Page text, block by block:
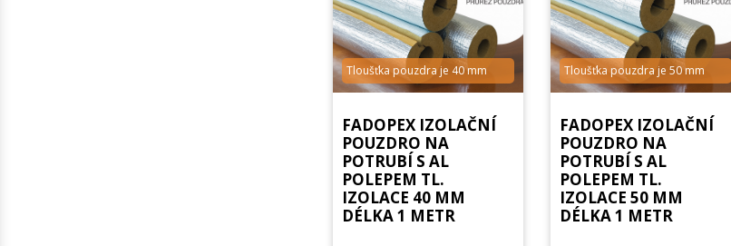
Tloušťka pouzdra je 40 mm
FADOPEX IZOLAČNÍ
POUZDRO NA
POTRUBÍ S AL
POLEPEM TL.
IZOLACE 40 MM
DÉLKA 1 METR
Tloušťka pouzdra je 50 mm
FADOPEX IZOLAČNÍ
POUZDRO NA
POTRUBÍ S AL
POLEPEM TL.
IZOLACE 50 MM
DÉLKA 1 METR